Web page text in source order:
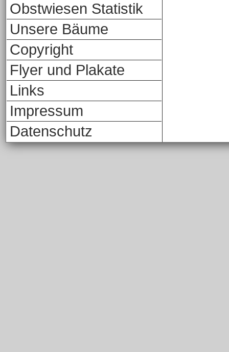
Obstwiesen Statistik
Unsere Bäume
Copyright
Flyer und Plakate
Links
Impressum
Datenschutz